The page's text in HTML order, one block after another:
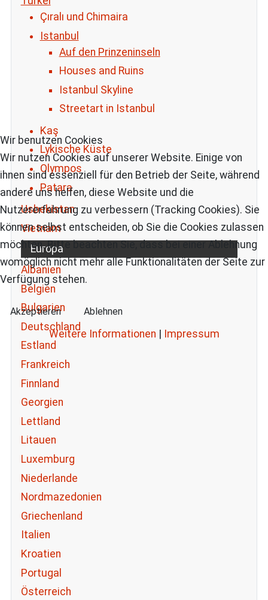
Çıralı und Chimaira
Istanbul
Auf den Prinzeninseln
Houses and Ruins
Istanbul Skyline
Streetart in Istanbul
Kaş
Lykische Küste
Olympos
Patara
Usbekistan
Vietnam
Europa
Albanien
Belgien
Bulgarien
Deutschland
Estland
Frankreich
Finnland
Georgien
Lettland
Litauen
Luxemburg
Niederlande
Nordmazedonien
Griechenland
Italien
Kroatien
Portugal
Österreich
Wir benutzen Cookies
Wir nutzen Cookies auf unserer Website. Einige von
ihnen sind essenziell für den Betrieb der Seite, während
andere uns helfen, diese Website und die
Nutzererfahrung zu verbessern (Tracking Cookies). Sie
können selbst entscheiden, ob Sie die Cookies zulassen
möchten. Bitte beachten Sie, dass bei einer Ablehnung
womöglich nicht mehr alle Funktionalitäten der Seite zur
Verfügung stehen.
Akzeptieren Ablehnen
Weitere Informationen | Impressum